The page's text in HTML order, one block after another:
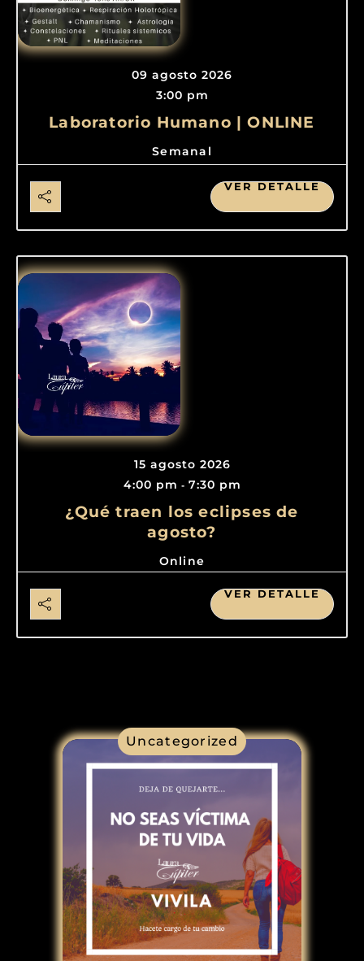
09 agosto 2026
3:00 pm
Laboratorio Humano | ONLINE
Semanal
VER DETALLE
15 agosto 2026
4:00 pm - 7:30 pm
¿Qué traen los eclipses de
agosto?
Online
VER DETALLE
Uncategorized